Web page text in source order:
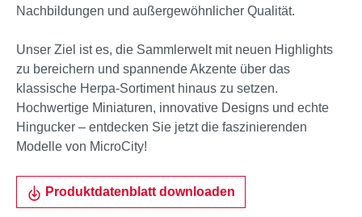
Nachbildungen und außergewöhnlicher Qualität.
Unser Ziel ist es, die Sammlerwelt mit neuen Highlights
zu bereichern und spannende Akzente über das
klassische Herpa-Sortiment hinaus zu setzen.
Hochwertige Miniaturen, innovative Designs und echte
Hingucker – entdecken Sie jetzt die faszinierenden
Modelle von MicroCity!
Produktdatenblatt downloaden